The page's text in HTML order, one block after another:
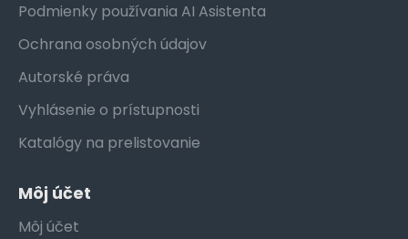
Podmienky používania AI Asistenta
Ochrana osobných údajov
Autorské práva
Vyhlásenie o prístupnosti
Katalógy na prelistovanie
Môj účet
Môj účet